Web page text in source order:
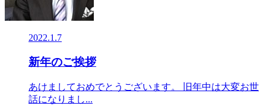
2022.1.7
新年のご挨拶
あけましておめでとうございます。 旧年中は大変お世
話になりまし...